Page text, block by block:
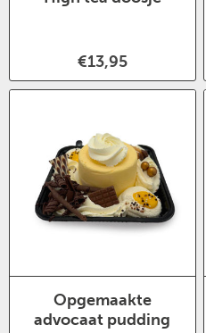
€13,95
Opgemaakte
advocaat pudding